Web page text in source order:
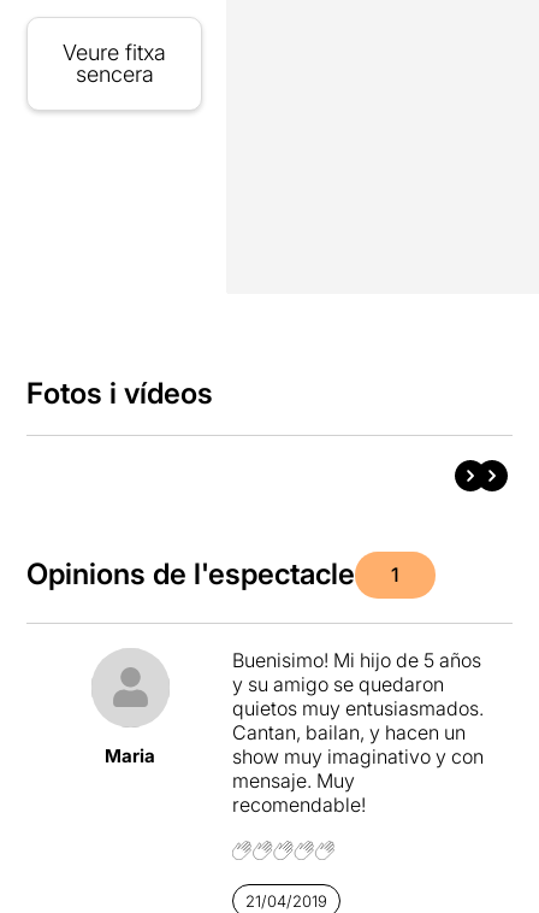
Veure fitxa
sencera
Fotos i vídeos
Opinions de l'espectacle 1
Maria
Buenisimo! Mi hijo de 5 años
y su amigo se quedaron
quietos muy entusiasmados.
Cantan, bailan, y hacen un
show muy imaginativo y con
mensaje. Muy
recomendable!
21/04/2019